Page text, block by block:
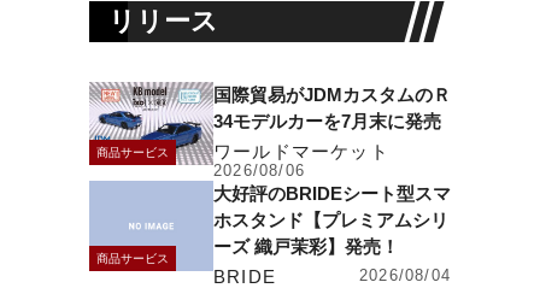
リリース
商品サービス
国際貿易がJDMカスタムのＲ
34モデルカーを7月末に発売
ワールドマーケット
2026/08/06
商品サービス
大好評のBRIDEシート型スマ
ホスタンド【プレミアムシリ
ーズ 織戸茉彩】発売！
BRIDE
2026/08/04